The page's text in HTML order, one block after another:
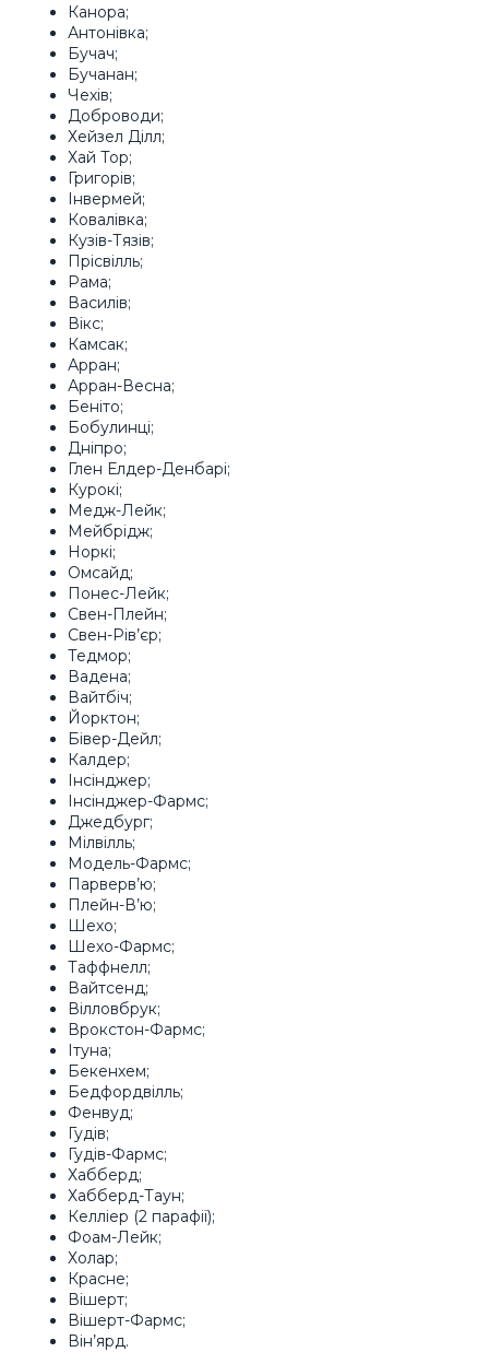
Канора;
Антонівка;
Бучач;
Бучанан;
Чехів;
Доброводи;
Хейзел Ділл;
Хай Тор;
Григорів;
Інвермей;
Ковалівка;
Кузів-Тязів;
Прісвілль;
Рама;
Василів;
Вікс;
Камсак;
Арран;
Арран-Весна;
Беніто;
Бобулинці;
Дніпро;
Глен Елдер-Денбарі;
Курокі;
Медж-Лейк;
Мейбрідж;
Норкі;
Омсайд;
Понес-Лейк;
Свен-Плейн;
Свен-Рів’єр;
Тедмор;
Вадена;
Вайтбіч;
Йорктон;
Бівер-Дейл;
Калдер;
Інсінджер;
Інсінджер-Фармс;
Джедбург;
Мілвілль;
Модель-Фармс;
Парверв’ю;
Плейн-В’ю;
Шехо;
Шехо-Фармс;
Таффнелл;
Вайтсенд;
Вілловбрук;
Врокстон-Фармс;
Ітуна;
Бекенхем;
Бедфордвілль;
Фенвуд;
Гудів;
Гудів-Фармс;
Хабберд;
Хабберд-Таун;
Келліер (2 парафії);
Фоам-Лейк;
Холар;
Красне;
Вішерт;
Вішерт-Фармс;
Він’ярд.